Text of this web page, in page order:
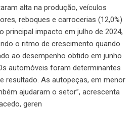
alta na produção, veículos
reboques e carrocerias (12,0%)
principal impacto em julho de 2024,
o ritmo de crescimento quando
ao desempenho obtido em junho
automóveis foram determinantes
resultado. As autopeças, em menor
ajudaram o setor”, acrescenta
geren